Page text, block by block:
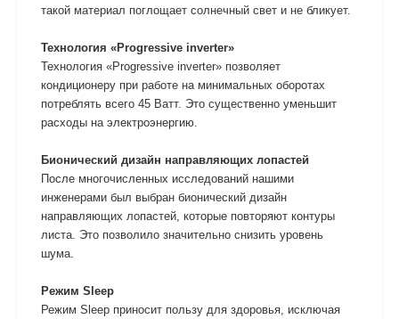
такой материал поглощает солнечный свет и не бликует.
Технология «Progressive inverter»
Технология «Progressive inverter» позволяет
кондиционеру при работе на минимальных оборотах
потреблять всего 45 Ватт. Это существенно уменьшит
расходы на электроэнергию.
Бионический дизайн направляющих лопастей
После многочисленных исследований нашими
инженерами был выбран бионический дизайн
направляющих лопастей, которые повторяют контуры
листа. Это позволило значительно снизить уровень
шума.
Режим Sleep
Режим Sleep приносит пользу для здоровья, исключая